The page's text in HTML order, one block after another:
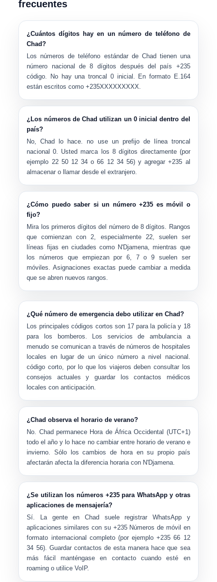
frecuentes
¿Cuántos dígitos hay en un número de teléfono de
Chad?
Los números de teléfono estándar de Chad tienen una
número nacional de 8 dígitos después del país +235
código. No hay una troncal 0 inicial. En formato E.164
están escritos como+235XXXXXXXXX.
¿Los números de Chad utilizan un 0 inicial dentro del
país?
No, Chad lo hace.no use un prefijo de línea troncal
nacional 0. Usted marca los 8 dígitos directamente (por
ejemplo 22 50 12 34 o66 12 34 56) y agregar+235 al
almacenar o llamar desde el extranjero.
¿Cómo puedo saber si un número +235 es móvil o
fijo?
Mira los primeros dígitos del número de 8 dígitos. Rangos
que comienzan con2, especialmente 22, suelen ser
líneas fijas en ciudades como N'Djamena, mientras que
los números que empiezan por 6, 7o9 suelen ser
móviles. Asignaciones exactas puede cambiar a medida
que se abren nuevos rangos.
¿Qué número de emergencia debo utilizar en Chad?
Los principales códigos cortos son 17para la policía y 18
para los bomberos. Los servicios de ambulancia a
menudo se comunican a través de números de hospitales
locales en lugar de un único número a nivel nacional.
código corto, por lo que los viajeros deben consultar los
consejos actuales y guardar los contactos médicos
locales con anticipación.
¿Chad observa el horario de verano?
No. Chad permanece Hora de África Occidental (UTC+1)
todo el año y lo hace nocambiar entre horario de verano e
invierno. Sólo los cambios de hora en su propio país
afectarán afecta la diferencia horaria con N'Djamena.
¿Se utilizan los números +235 para WhatsApp y otras
aplicaciones de mensajería?
Sí. La gente en Chad suele registrar WhatsApp y
aplicaciones similares con su +235Números de móvil en
formato internacional completo (por ejemplo+235 66 12
34 56). Guardar contactos de esta manera hace que sea
más fácil manténgase en contacto cuando esté en
roaming o utilice VoIP.